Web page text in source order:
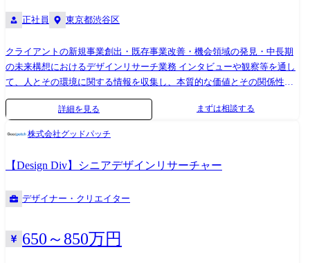
https://goodpatch.com/work/mediford https://goodpatch.com/blog/2024-09-
正社員 東京都渋谷区
クライアントの新規事業創出・既存事業改善・機会領域の発見・中長期
の未来構想におけるデザインリサーチ業務 インタビューや観察等を通し
て、人とその環境に関する情報を収集し、本質的な価値とその関係性を
明らかにしてサービスやプロダクトのコンセプトやソリューションに落
とし込みます。対象はデジタルなものからフィジカルなものまで、制限
はありません。 ●主に定性の探索型リサーチ(定量や検証型のリサーチも
整や折衝 ●ステークホルダーマネジメント ●ファシリテーション 業務の
変更範囲 雇入れ直後:上記参照 変更の範囲:当社における各種業務全般
詳細を見る まずは相談する
株式会社グッドパッチ
【Design Div】シニアデザインリサーチャー
デザイナー・クリエイター
650～850万円